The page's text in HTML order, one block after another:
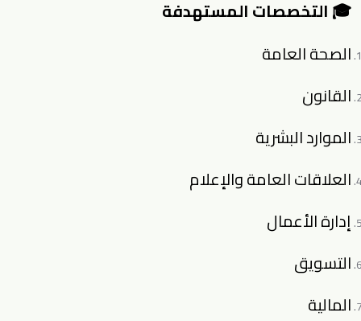
🎓 التخصصات المستهدفة
الصحة العامة
القانون
الموارد البشرية
العلاقات العامة والإعلام
إدارة الأعمال
التسويق
المالية